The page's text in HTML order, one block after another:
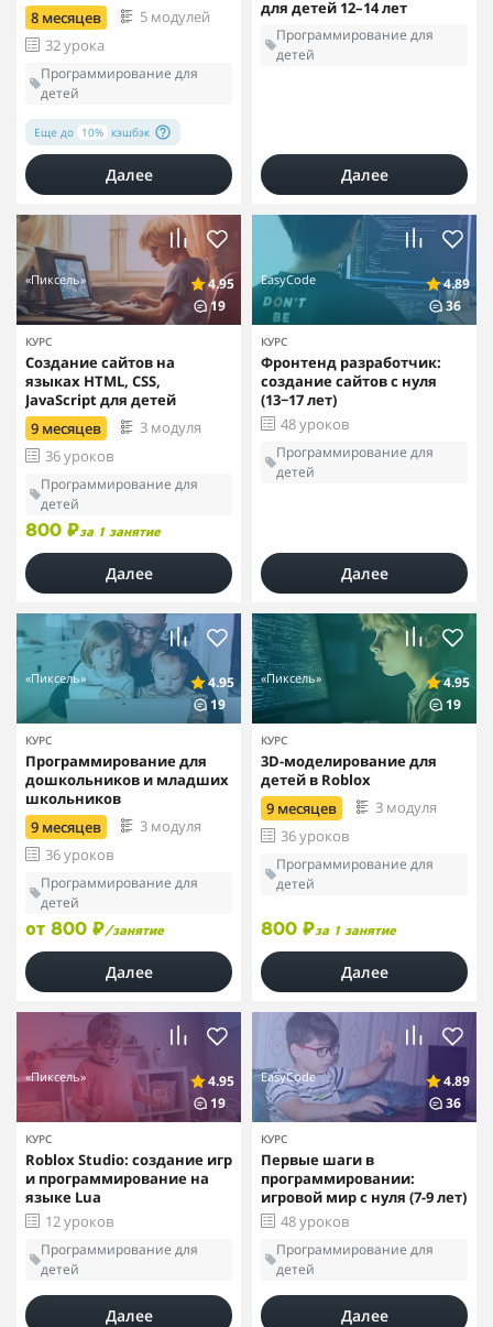
8 месяцев
5 модулей
32 урока
Программирование для
детей
Еще до 10% кэшбэк
Далее
для детей 12–14 лет
Программирование для
детей
Далее
«Пиксель»
4.95
19
КУРС
Создание сайтов на
языках HTML, CSS,
JavaScript для детей
9 месяцев
3 модуля
36 уроков
Программирование для
детей
800 ₽за 1 занятие
Далее
EasyCode
4.89
36
КУРС
Фронтенд разработчик:
создание сайтов с нуля
(13−17 лет)
48 уроков
Программирование для
детей
Далее
«Пиксель»
4.95
19
КУРС
Программирование для
дошкольников и младших
школьников
9 месяцев
3 модуля
36 уроков
Программирование для
детей
от 800 ₽/занятие
Далее
«Пиксель»
4.95
19
КУРС
3D-моделирование для
детей в Roblox
9 месяцев
3 модуля
36 уроков
Программирование для
детей
800 ₽за 1 занятие
Далее
«Пиксель»
4.95
19
КУРС
Roblox Studio: создание игр
и программирование на
языке Lua
12 уроков
Программирование для
детей
Далее
EasyCode
4.89
36
КУРС
Первые шаги в
программировании:
игровой мир с нуля (7-9 лет)
48 уроков
Программирование для
детей
Далее